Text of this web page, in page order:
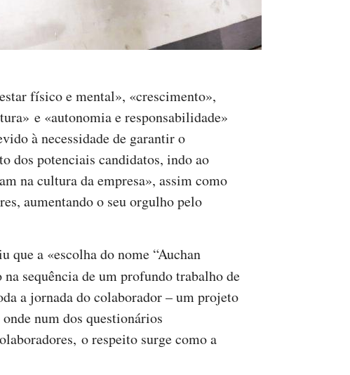
físico e mental», «crescimento»,
e «autonomia e responsabilidade»
à necessidade de garantir o
dos potenciais candidatos, indo ao
na cultura da empresa», assim como
aumentando o seu orgulho pelo
que a «escolha do nome “Auchan
na sequência de um profundo trabalho de
a jornada do colaborador – um projeto
num dos questionários
o respeito surge como a